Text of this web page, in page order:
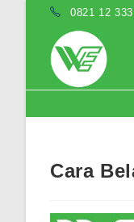
0821 12
Cara